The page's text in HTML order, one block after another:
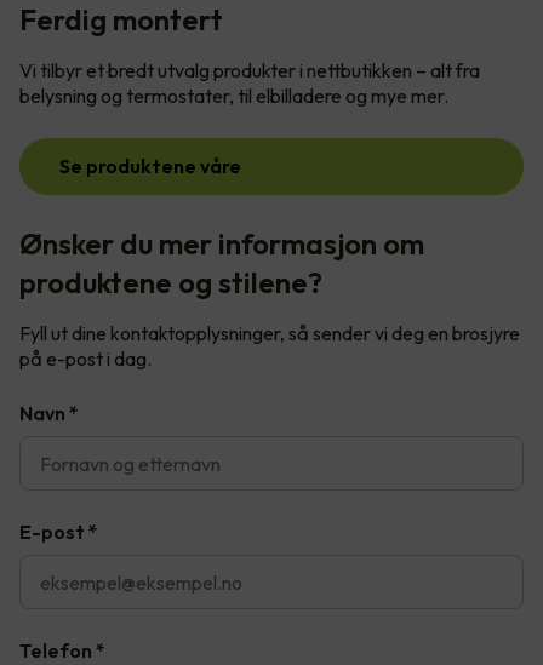
Ferdig montert
Vi tilbyr et bredt utvalg produkter i nettbutikken – alt fra
belysning og termostater, til elbilladere og mye mer.
Se produktene våre
Ønsker du mer informasjon om
produktene og stilene?
Fyll ut dine kontaktopplysninger, så sender vi deg en brosjyre
på e-post i dag.
Navn *
E-post *
Telefon *